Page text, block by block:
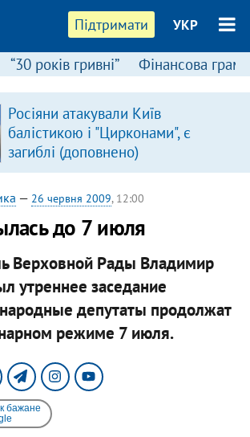
Підтримати УКР
“30 років гривні” Фінансова
Росіяни атакували Київ
балістикою і "Цирконами", є
загиблі (доповнено)
— 26 червня 2009, 12:00
до 7 июля
Верховной Рады Владимир
утреннее заседание
депутаты продолжат
режиме 7 июля.
бажане